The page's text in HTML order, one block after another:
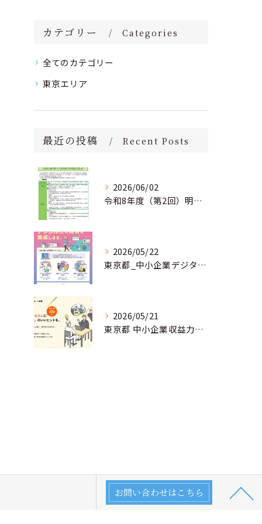
カテゴリー Categories
全てのカテゴリー
東京エリア
最近の投稿 Recent Posts
2026/06/02
令和8年度（第2回）明日にチャレンジ中小企業基盤強化事業助成金のお知らせ
2026/05/22
東京都_中小企業デジタル導入促進補助事業のお知らせ
2026/05/21
東京都 中小企業収益力強化サポート事業
お問い合わせはこちら